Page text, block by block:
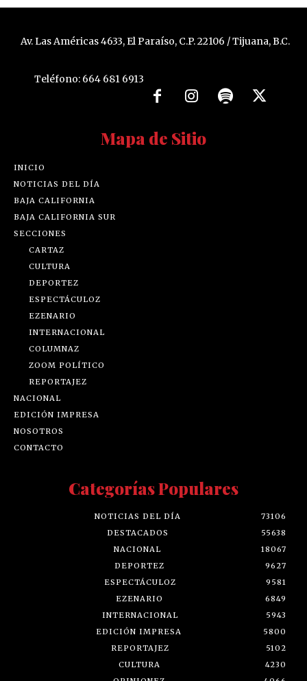
Av. Las Américas 4633, El Paraíso, C.P. 22106 / Tijuana, B.C.
Teléfono: 664 681 6913
Mapa de Sitio
INICIO
NOTICIAS DEL DÍA
BAJA CALIFORNIA
BAJA CALIFORNIA SUR
SECCIONES
CARTAZ
CULTURA
DEPORTEZ
ESPECTÁCULOZ
EZENARIO
INTERNACIONAL
COLUMNAZ
ZOOM POLÍTICO
REPORTAJEZ
NACIONAL
EDICIÓN IMPRESA
NOSOTROS
CONTACTO
Categorías Populares
NOTICIAS DEL DÍA
73106
DESTACADOS
55638
NACIONAL
18067
DEPORTEZ
9627
ESPECTÁCULOZ
9581
EZENARIO
6849
INTERNACIONAL
5943
EDICIÓN IMPRESA
5800
REPORTAJEZ
5102
CULTURA
4230